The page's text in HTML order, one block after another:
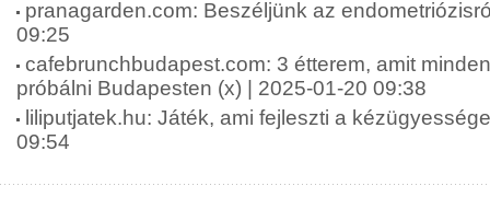
pranagarden.com: Beszéljünk az
09:25
cafebrunchbudapest.com: 3 étterem, amit
próbálni Budapesten (x) | 2025-01-20 09:38
liliputjatek.hu: Játék, ami fejleszti a
09:54